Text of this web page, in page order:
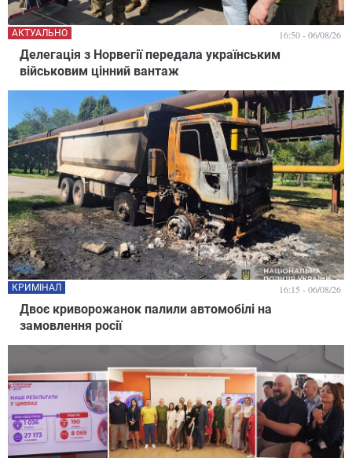
Делегація з Норвегії передала українським
військовим цінний вантаж
АКТУАЛЬНО 16:50 - 06/08/26
Двоє криворожанок палили автомобілі на
замовлення росії
КРИМІНАЛ 16:15 - 06/08/26